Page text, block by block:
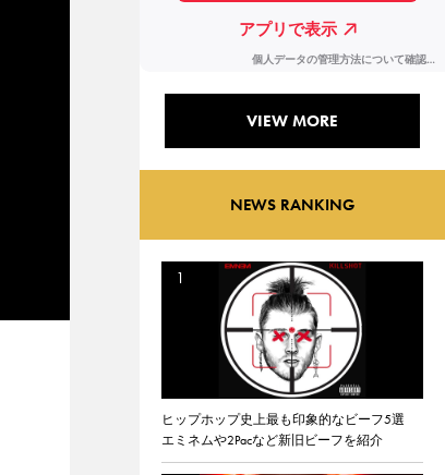
VIEW MORE
NEWS RANKING
ヒップホップ史上最も印象的なビーフ5選
エミネムや2Pacなど新旧ビーフを紹介